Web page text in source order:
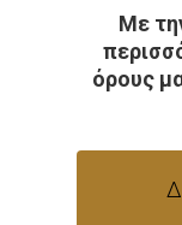
Με
όρους